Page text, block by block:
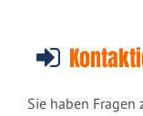
Sie haben